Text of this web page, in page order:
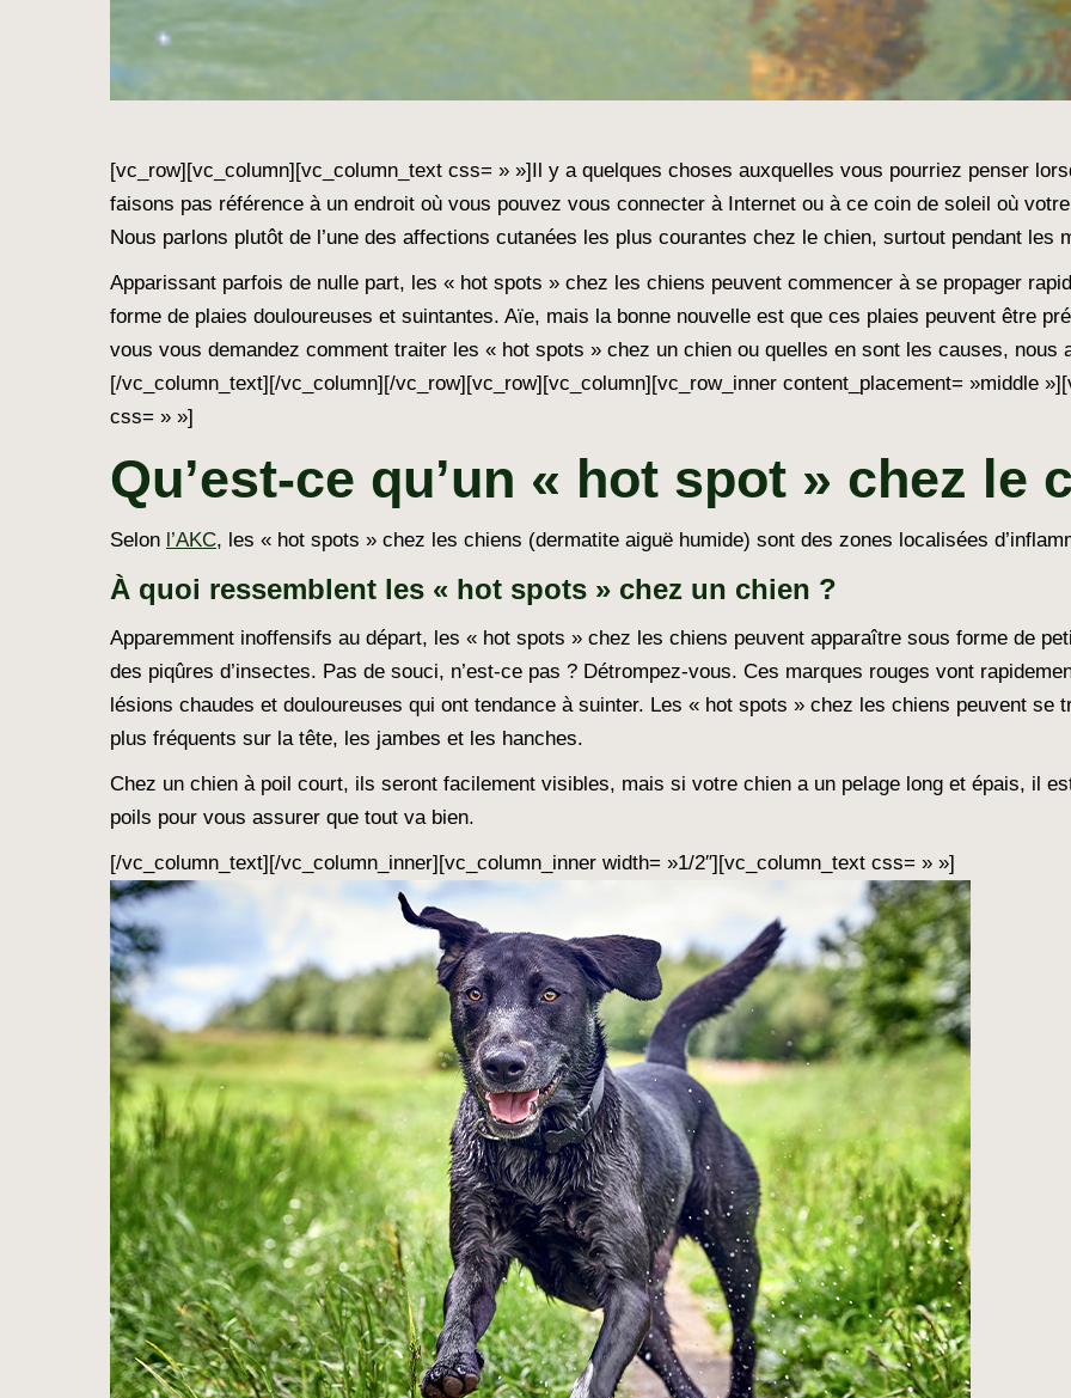
[vc_row][vc_column][vc_column_text css= » »]Il y a quelques choses auxquelles vous pourriez penser
faisons pas référence à un endroit où vous pouvez vous connecter à Internet ou à ce coin de soleil où
Nous parlons plutôt de l’une des affections cutanées les plus courantes chez le chien, surtout pendant les
Apparissant parfois de nulle part, les « hot spots » chez les chiens peuvent commencer à se propager
forme de plaies douloureuses et suintantes. Aïe, mais la bonne nouvelle est que ces plaies peuvent être
vous vous demandez comment traiter les « hot spots » chez un chien ou quelles en sont les causes, nous
[/vc_column_text][/vc_column][/vc_row][vc_row][vc_column][vc_row_inner content_placement= »middle
css= » »]
Qu’est-ce qu’un « hot spot » chez le
Selon l’AKC, les « hot spots » chez les chiens (dermatite aiguë humide) sont des zones localisées
À quoi ressemblent les « hot spots » chez un chien ?
Apparemment inoffensifs au départ, les « hot spots » chez les chiens peuvent apparaître sous forme de
des piqûres d’insectes. Pas de souci, n’est-ce pas ? Détrompez-vous. Ces marques rouges vont
lésions chaudes et douloureuses qui ont tendance à suinter. Les « hot spots » chez les chiens peuvent se
plus fréquents sur la tête, les jambes et les hanches.
Chez un chien à poil court, ils seront facilement visibles, mais si votre chien a un pelage long et épais, il
poils pour vous assurer que tout va bien.
[/vc_column_text][/vc_column_inner][vc_column_inner width= »1/2″][vc_column_text css= » »]